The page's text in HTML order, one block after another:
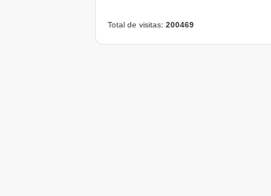
Total de visitas: 200469